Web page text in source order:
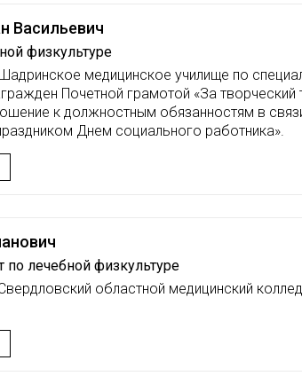
Васильевич
физкультуре
медицинское училище по
Почетной грамотой «За творческий
к должностным обязанностям в
Днем социального работника».
по лечебной физкультуре
областной медицинский